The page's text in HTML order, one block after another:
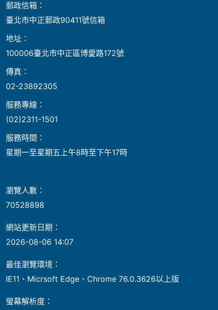
郵政信箱：
臺北市中正郵政90411號信箱
地址：
100006臺北市中正區博愛路172號
傳真：
02-23892305
服務專線：
(02)2311-1501
服務時間：
星期一至星期五上午8時至下午17時
瀏覽人數：
70528898
網站更新日期：
2026-08-06 14:07
最佳瀏覽環境：
IE11、Micrsoft Edge、Chrome 76.0.3626以上版
螢幕解析度：